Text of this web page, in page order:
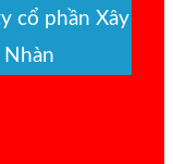
cổ phần Xây